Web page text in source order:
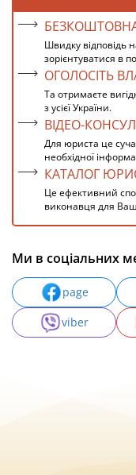
Швидку
зорієнтуватися в
ОГОЛОСІТЬ
Та отримаєте
з усієї України.
ВІДЕО-
Для юриста це
необхідної
КАТАЛОГ
Це ефективний
виконавця для
Ми в соціальних
page
viber